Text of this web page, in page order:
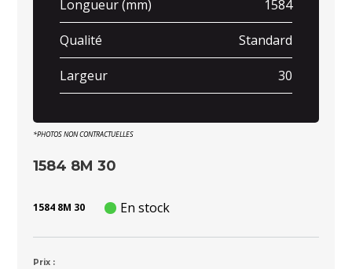
Longueur (mm) 1584
Qualité Standard
Largeur 30
*PHOTOS NON CONTRACTUELLES
1584 8M 30
1584 8M 30 En stock
Prix :